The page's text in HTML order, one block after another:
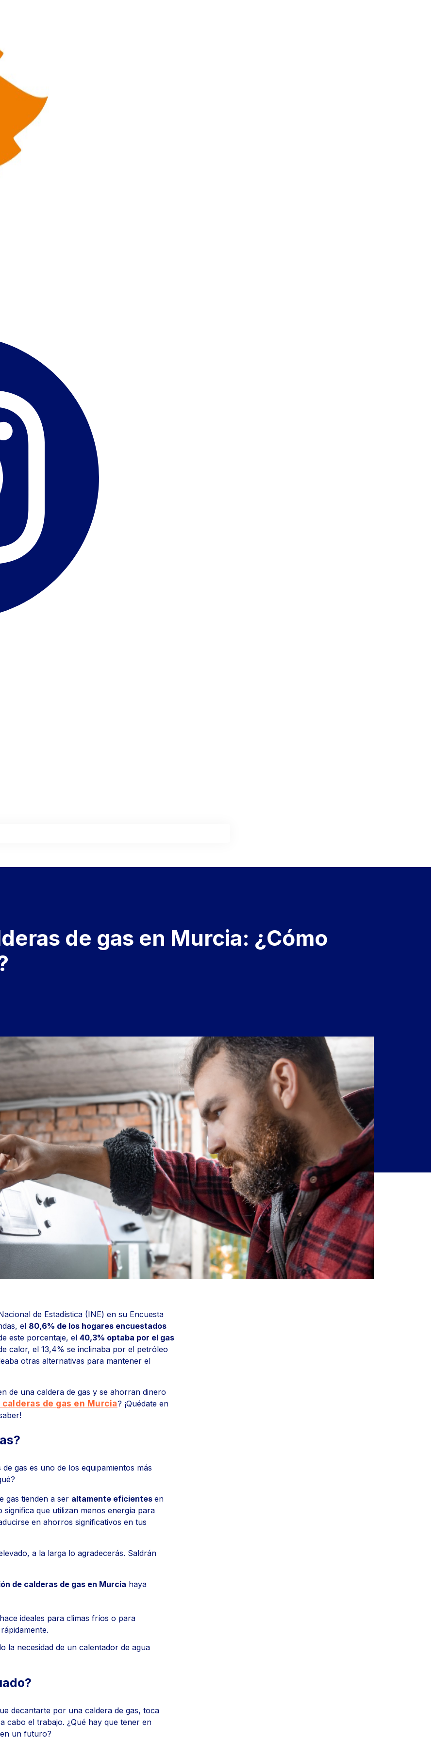
de gas en Murcia: ¿Cómo
de Estadística (INE) en su Encuesta
el 80,6% de los hogares encuestados
este porcentaje, el 40,3% optaba por el gas
calor, el 13,4% se inclinaba por el petróleo
otras alternativas para mantener el
de una caldera de gas y se ahorran dinero
de gas en Murcia? ¡Quédate en
gas es uno de los equipamientos más
gas tienden a ser altamente eficientes en
que utilizan menos energía para
en ahorros significativos en tus
a la larga lo agradecerás. Saldrán
de calderas de gas en Murcia haya
ideales para climas fríos o para
la necesidad de un calentador de agua
decantarte por una caldera de gas, toca
cabo el trabajo. ¿Qué hay que tener en
un futuro?